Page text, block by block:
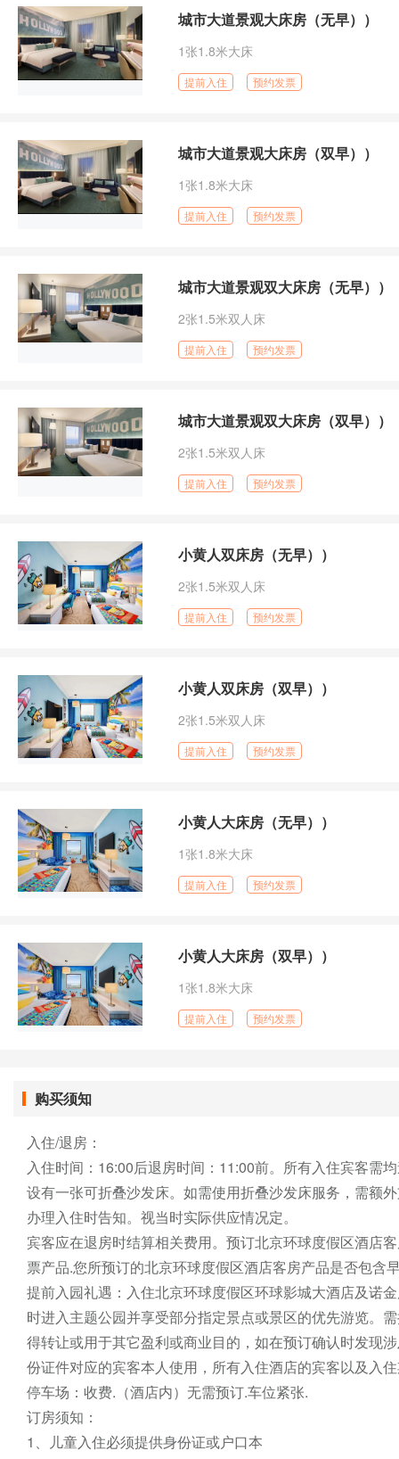
城市大道景观大床房（无早））
1张1.8米大床
提前入住 预约发票
城市大道景观大床房（双早））
1张1.8米大床
提前入住 预约发票
城市大道景观双大床房（无早））
2张1.5米双人床
提前入住 预约发票
城市大道景观双大床房（双早））
2张1.5米双人床
提前入住 预约发票
小黄人双床房（无早））
2张1.5米双人床
提前入住 预约发票
小黄人双床房（双早））
2张1.5米双人床
提前入住 预约发票
小黄人大床房（无早））
1张1.8米大床
提前入住 预约发票
小黄人大床房（双早））
1张1.8米大床
提前入住 预约发票
购买须知
入住/退房：
入住时间：16:00后退房时间：11:00前。所有入住宾客需
设有一张可折叠沙发床。如需使用折叠沙发床服务，需额
办理入住时告知。视当时实际供应情况定。
宾客应在退房时结算相关费用。预订北京环球度假区酒店
票产品.您所预订的北京环球度假区酒店客房产品是否包含
提前入园礼遇：入住北京环球度假区环球影城大酒店及诺
时进入主题公园并享受部分指定景点或景区的优先游览。
得转让或用于其它盈利或商业目的，如在预订确认时发现
份证件对应的宾客本人使用， 所有入住酒店的宾客以及入
停车场：收费.（酒店内）无需预订.车位紧张.
订房须知：
1、儿童入住必须提供身份证或户口本